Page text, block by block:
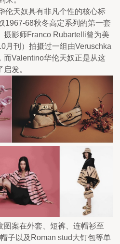
伦天奴具有非凡个性的核心标
1967-68秋冬高定系列的第一套
摄影师Franco Rubartelli曾为美
月刊）拍摄过一组由Veruschka
而Valentino华伦天奴正是从这
发。
图案在外套、短裤、连帽衫至
子以及Roman stud大钉包等单